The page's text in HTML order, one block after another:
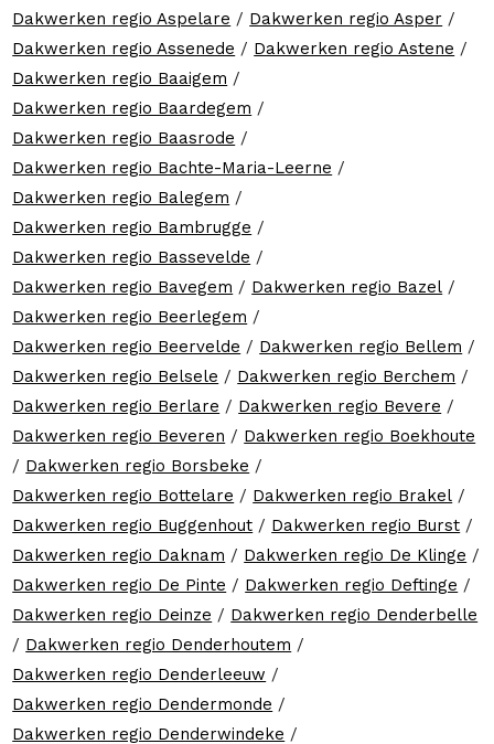
Dakwerken regio Aspelare / Dakwerken regio Asper /
Dakwerken regio Assenede / Dakwerken regio Astene /
Dakwerken regio Baaigem /
Dakwerken regio Baardegem /
Dakwerken regio Baasrode /
Dakwerken regio Bachte-Maria-Leerne /
Dakwerken regio Balegem /
Dakwerken regio Bambrugge /
Dakwerken regio Bassevelde /
Dakwerken regio Bavegem / Dakwerken regio Bazel /
Dakwerken regio Beerlegem /
Dakwerken regio Beervelde / Dakwerken regio Bellem /
Dakwerken regio Belsele / Dakwerken regio Berchem /
Dakwerken regio Berlare / Dakwerken regio Bevere /
Dakwerken regio Beveren / Dakwerken regio Boekhoute
/ Dakwerken regio Borsbeke /
Dakwerken regio Bottelare / Dakwerken regio Brakel /
Dakwerken regio Buggenhout / Dakwerken regio Burst /
Dakwerken regio Daknam / Dakwerken regio De Klinge /
Dakwerken regio De Pinte / Dakwerken regio Deftinge /
Dakwerken regio Deinze / Dakwerken regio Denderbelle
/ Dakwerken regio Denderhoutem /
Dakwerken regio Denderleeuw /
Dakwerken regio Dendermonde /
Dakwerken regio Denderwindeke /